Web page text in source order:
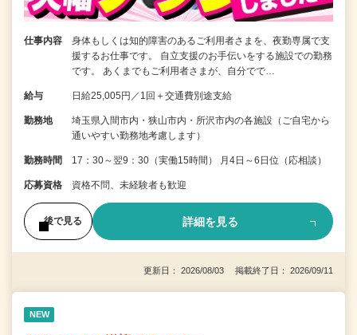
仕事内容
身体もしくは知的障害のあるご利用者さまを、夜勤専属で支
援するお仕事です。 自立支援のお手伝いをする施設での勤務
です。 あくまでもご利用者さまが、自分でで…
給与 日給25,005円／1回＋交通費別途支給
勤務地
埼玉県入間市内・狭山市内・所沢市内の各施設（ご自宅から
通いやすい勤務地考慮します）
勤務時間 17：30～翌9：30（実働15時間） 月4日～6日位（応相談）
応募資格 資格不問、未経験者も歓迎
後で見る 詳細を見る
更新日： 2026/08/03 掲載終了日： 2026/09/11
NEW